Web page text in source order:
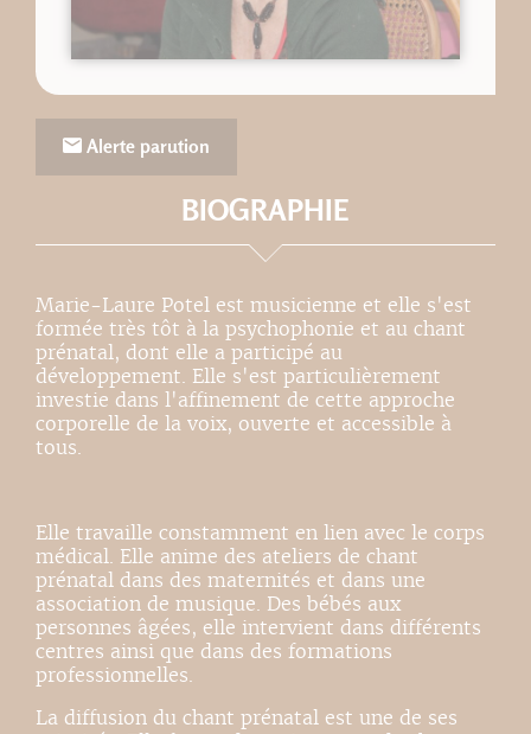
Alerte parution
BIOGRAPHIE
Marie-Laure Potel est musicienne et elle s'est
formée très tôt à la psychophonie et au chant
prénatal, dont elle a participé au
développement. Elle s'est particulièrement
investie dans l'affinement de cette approche
corporelle de la voix, ouverte et accessible à
tous.
Elle travaille constamment en lien avec le corps
médical. Elle anime des ateliers de chant
prénatal dans des maternités et dans une
association de musique. Des bébés aux
personnes âgées, elle intervient dans différents
centres ainsi que dans des formations
professionnelles.
La diffusion du chant prénatal est une de ses